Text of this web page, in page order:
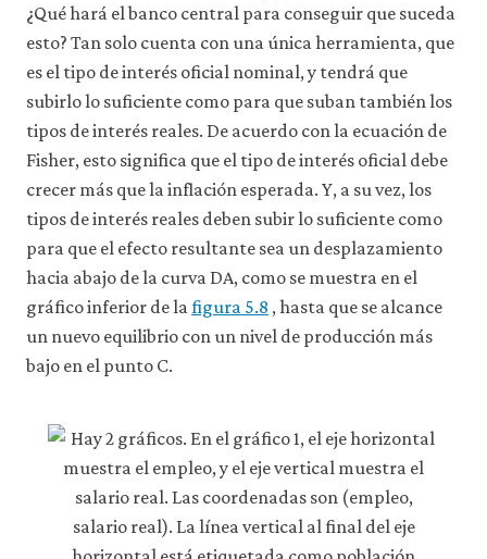
¿Qué hará el banco central para conseguir que suceda
esto? Tan solo cuenta con una única herramienta, que
es el tipo de interés oficial nominal, y tendrá que
subirlo lo suficiente como para que suban también los
tipos de interés reales. De acuerdo con la ecuación de
Fisher, esto significa que el tipo de interés oficial debe
crecer más que la inflación esperada. Y, a su vez, los
tipos de interés reales deben subir lo suficiente como
para que el efecto resultante sea un desplazamiento
hacia abajo de la curva DA, como se muestra en el
gráfico inferior de la figura 5.8 , hasta que se alcance
un nuevo equilibrio con un nivel de producción más
bajo en el punto C.